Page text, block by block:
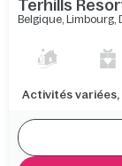
Terhills
Belgique Limbourg
Activités